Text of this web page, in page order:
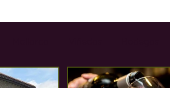
Bares de Vinos Enólogos